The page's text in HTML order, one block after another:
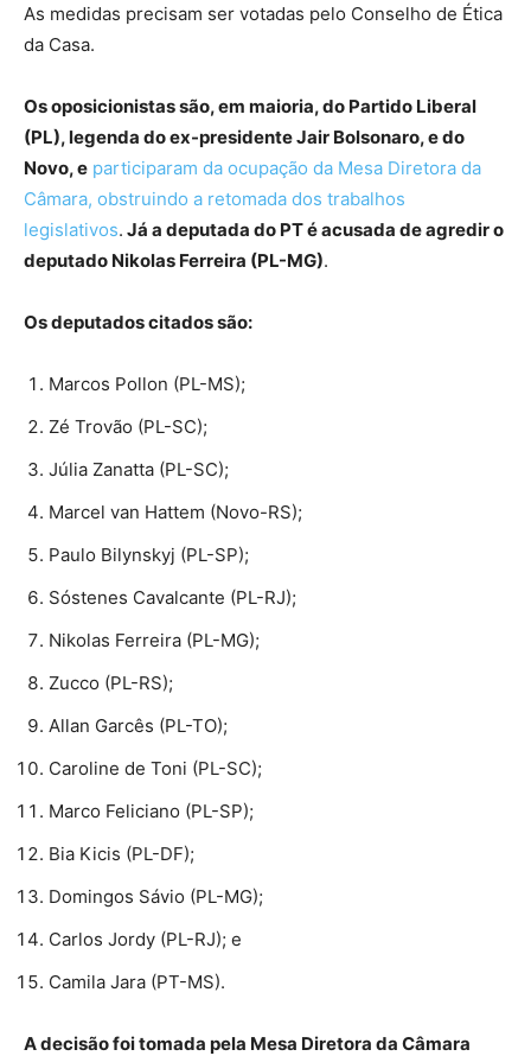
As medidas precisam ser votadas pelo Conselho de Ética
da Casa.
Os oposicionistas são, em maioria, do Partido Liberal
(PL), legenda do ex-presidente Jair Bolsonaro, e do
Novo, e participaram da ocupação da Mesa Diretora da
Câmara, obstruindo a retomada dos trabalhos
legislativos. Já a deputada do PT é acusada de agredir o
deputado Nikolas Ferreira (PL-MG).
Os deputados citados são:
Marcos Pollon (PL-MS);
Zé Trovão (PL-SC);
Júlia Zanatta (PL-SC);
Marcel van Hattem (Novo-RS);
Paulo Bilynskyj (PL-SP);
Sóstenes Cavalcante (PL-RJ);
Nikolas Ferreira (PL-MG);
Zucco (PL-RS);
Allan Garcês (PL-TO);
Caroline de Toni (PL-SC);
Marco Feliciano (PL-SP);
Bia Kicis (PL-DF);
Domingos Sávio (PL-MG);
Carlos Jordy (PL-RJ); e
Camila Jara (PT-MS).
A decisão foi tomada pela Mesa Diretora da Câmara